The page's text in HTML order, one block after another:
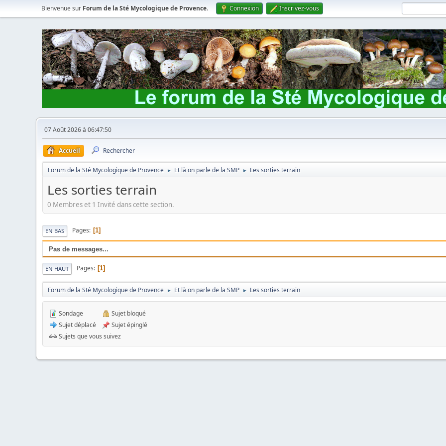
Bienvenue sur Forum de la Sté Mycologique de Provence. Connexion Inscrivez-vous
07 Août 2026 à 06:47:50
Accueil Rechercher
Forum de la Sté Mycologique de Provence ► Et là on parle de la SMP ► Les sorties terrain
Les sorties terrain
0 Membres et 1 Invité dans cette section.
EN BAS Pages 1
Pas de messages...
EN HAUT Pages 1
Forum de la Sté Mycologique de Provence ► Et là on parle de la SMP ► Les sorties terrain
Sondage
Sujet déplacé
Sujet bloqué
Sujet épinglé
Sujets que vous suivez